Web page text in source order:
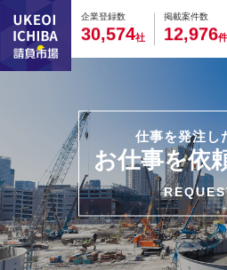
企業登録数
0
3
0
0,
0
5
0
74社
掲載案件数
0
1
0
2,
0
9
0
76件
仕事を発注し
お仕事を依